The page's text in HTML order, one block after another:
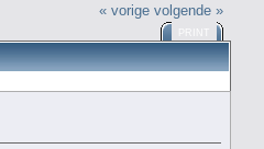
« vorige volgende »